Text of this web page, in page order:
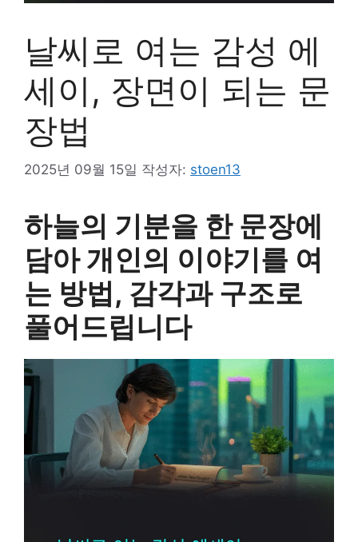
날씨로 여는 감성 에
세이, 장면이 되는 문
장법
2025년 09월 15일 작성자: stoen13
하늘의 기분을 한 문장에
담아 개인의 이야기를 여
는 방법, 감각과 구조로
풀어드립니다